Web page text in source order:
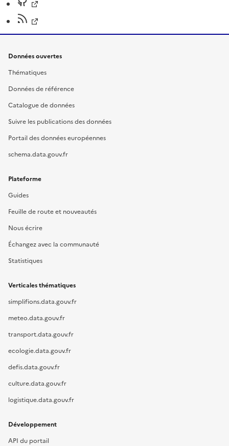
Données ouvertes
Thématiques
Données de référence
Catalogue de données
Suivre les publications des données
Portail des données européennes
schema.data.gouv.fr
Plateforme
Guides
Feuille de route et nouveautés
Nous écrire
Échangez avec la communauté
Statistiques
Verticales thématiques
simplifions.data.gouv.fr
meteo.data.gouv.fr
transport.data.gouv.fr
ecologie.data.gouv.fr
defis.data.gouv.fr
culture.data.gouv.fr
logistique.data.gouv.fr
Développement
API du portail